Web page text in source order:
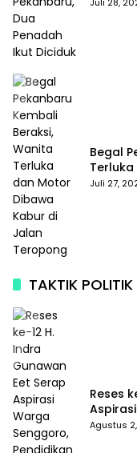
Begal
Juli 27,
TAKTIK POLITIK
Reses
hingga
Agustus